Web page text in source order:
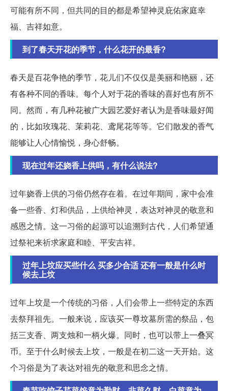
可能有所不同，但共同的目的都是希望神灵庇佑家庭幸
福、吉祥如意。
到了春天开花的季节，什么花开的最香?
春天是百花争艳的季节，花儿们不仅仅是美丽和艳丽，还
有各种不同的香味。每个人对于花的香味的喜好也有所不
同。然而，有几种花被广大园艺爱好者认为是香味最好闻
的，比如玫瑰花、茉莉花、鸢尾花等等。它们散发的香气
能够让人心情愉悦，身心舒畅。
现在过年还娆香上供吗，有什么说法?
过年娆香上供的习俗仍然存在着。在过年期间，家中会准
备一些香、灯和供品，上供给神灵，表达对神灵的敬意和
感恩之情。这一习俗的起源可以追溯到古代，人们希望通
过祭祀来祈求家庭和睦、平安吉祥。
过年上坟应买些什么 买多少合适 还有一般是什么时
候去上坟
过年上坟是一个传统的习俗，人们会带上一些特定的东西
去祭拜祖先。一般来说，应该买一尊坟墓所需的祭品，包
括三支香、两支烛和一柄火爆。同时，也可以带上一叠冥
币。至于什么时候去上坟，一般是在初二这一天开始。这
个习俗是为了表达对祖先的敬意和思念之情。